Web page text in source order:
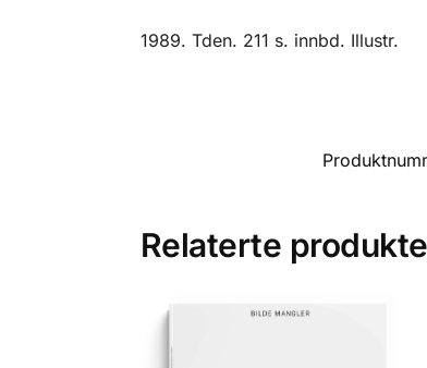
1989. Tden. 211 s. innbd. Illustr.
Relaterte